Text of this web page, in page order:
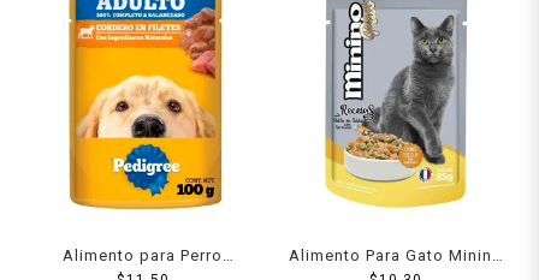
Alimento para Perro
Alimento Para Gato Minino